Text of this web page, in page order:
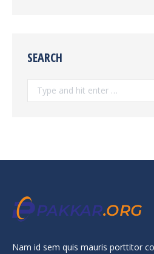
SEARCH
Search:
Nam id sem quis mauris porttitor